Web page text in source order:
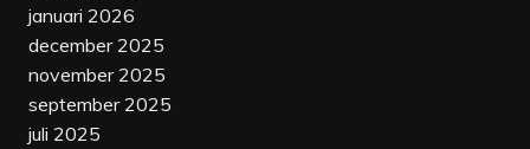
januari 2026
december 2025
november 2025
september 2025
juli 2025